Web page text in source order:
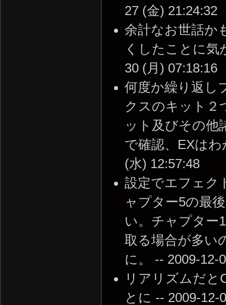
27 (金) 21:24:32
余計なお世話か
くしたことに
30 (月) 07:18:16
何度か繰り返し
クスのキット２
ット及びその他
で確認、EXは
(水) 12:57:48
設定でエフェク
ャプター5の最
い。チャプター
取る場合が多い
に。 -- 2009-12-
リアリズムだと
とに -- 2009-12-